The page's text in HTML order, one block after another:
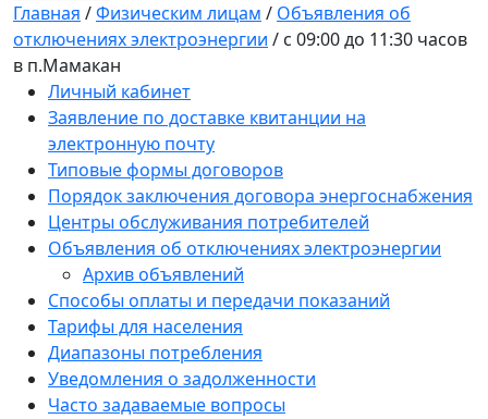
Главная /Физическим лицам / Объявления об
отключениях электроэнергии / с 09:00 до 11:30 часов
в п.Мамакан
Личный кабинет
Заявление по доставке квитанции на
электронную почту
Типовые формы договоров
Порядок заключения договора энергоснабжения
Центры обслуживания потребителей
Объявления об отключениях электроэнергии
Архив объявлений
Способы оплаты и передачи показаний
Тарифы для населения
Диапазоны потребления
Уведомления о задолженности
Часто задаваемые вопросы